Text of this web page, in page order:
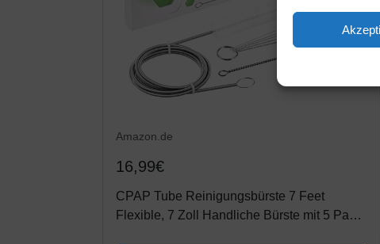
Amazon.de
16,99€
CPAP Tube Reinigungsbürste 7 Feet
Flexible, 7 Zoll Handliche Bürste mit 5 Pack